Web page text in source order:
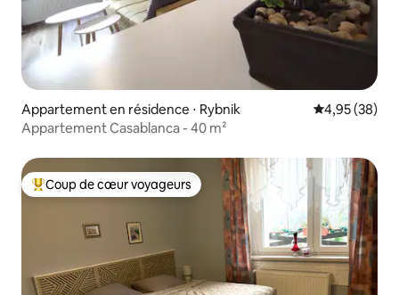
Appartement en résidence ⋅ Rybnik Évaluation
4,95 (38)
Appartement Casablanca - 40 m²
Coups de cœur voyageurs les plus appréciés
Coup de cœur voyageurs